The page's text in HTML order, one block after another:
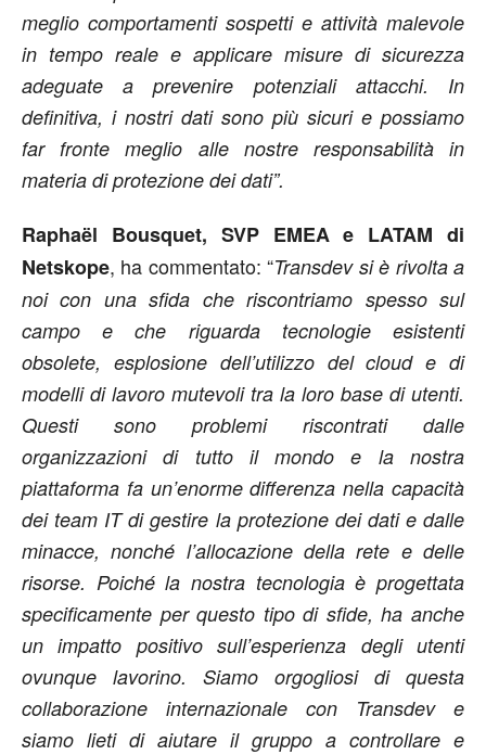
meglio comportamenti sospetti e attività malevole
in tempo reale e applicare misure di sicurezza
adeguate a prevenire potenziali attacchi. In
definitiva, i nostri dati sono più sicuri e possiamo
far fronte meglio alle nostre responsabilità in
materia di protezione dei dati”.
Raphaël Bousquet, SVP EMEA e LATAM di
Netskope, ha commentato: “Transdev si è rivolta a
noi con una sfida che riscontriamo spesso sul
campo e che riguarda tecnologie esistenti
obsolete, esplosione dell’utilizzo del cloud e di
modelli di lavoro mutevoli tra la loro base di utenti.
Questi sono problemi riscontrati dalle
organizzazioni di tutto il mondo e la nostra
piattaforma fa un’enorme differenza nella capacità
dei team IT di gestire la protezione dei dati e dalle
minacce, nonché l’allocazione della rete e delle
risorse. Poiché la nostra tecnologia è progettata
specificamente per questo tipo di sfide, ha anche
un impatto positivo sull’esperienza degli utenti
ovunque lavorino. Siamo orgogliosi di questa
collaborazione internazionale con Transdev e
siamo lieti di aiutare il gruppo a controllare e